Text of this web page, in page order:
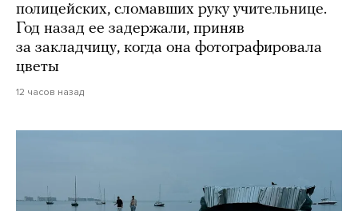
полицейских, сломавших руку учительнице.
Год назад ее задержали, приняв
за закладчицу, когда она фотографировала
цветы
12 часов назад